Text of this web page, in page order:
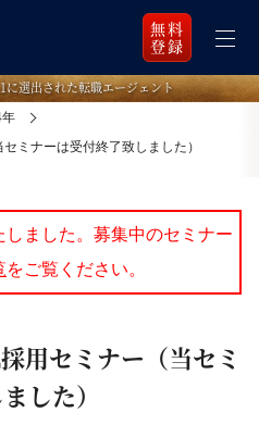
無料
登録
選出された転職エージェント
ミナーは受付終了致しました）
ました。募集中のセミナー
をご覧ください。
セミナー（当セミ
した）